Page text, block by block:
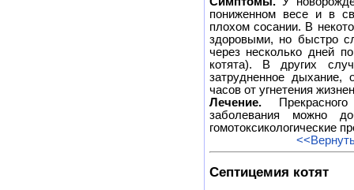
пониженном весе и в
плохом сосании. В
здоровыми, но быстро
через несколько дней
котята). В других
затрудненное
часов от угнетения
Лечение.Прекрасного
заболевания можно
гомотоксикологические
Септицемия котят